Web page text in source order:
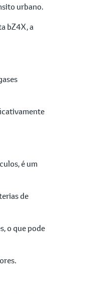
urbano.
bZ4X, a
é um
de
o que pode